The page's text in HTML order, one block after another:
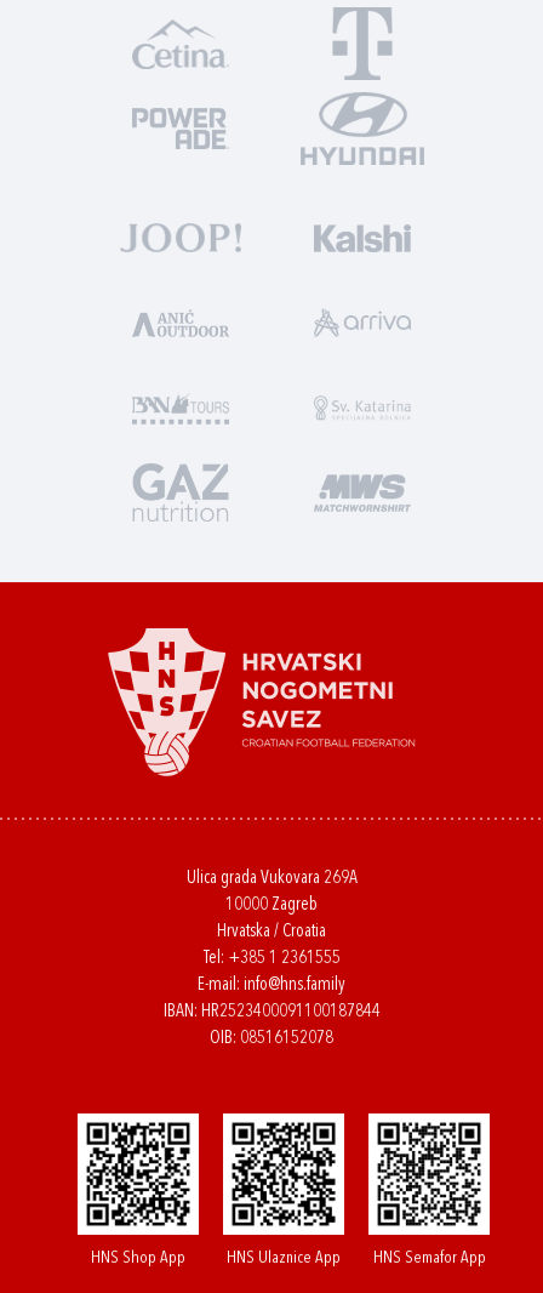
Ulica grada Vukovara 269A
10000 Zagreb
Hrvatska / Croatia
Tel: +385 1 2361555
E-mail: info@hns.family
IBAN: HR2523400091100187844
OIB: 08516152078
HNS Shop App HNS Ulaznice App HNS Semafor App